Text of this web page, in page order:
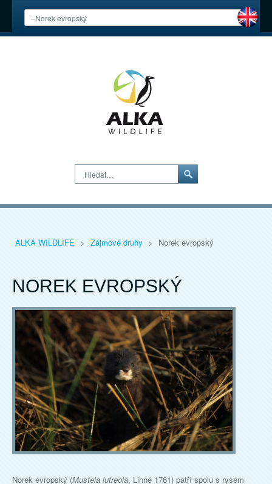
Hledat…
ALKA WILDLIFE > Zájmové druhy > Norek evropský
NOREK EVROPSKÝ
Norek evropský (Mustela lutreola, Linné 1761) patří spolu s rysem